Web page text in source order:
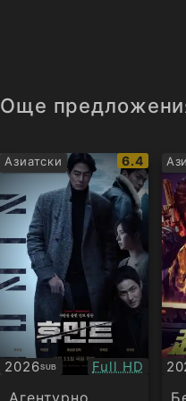
Още
Азиатски
IMDb
рейтинг:
6.4
2026SUB
Субтитри Качество:
Full HD